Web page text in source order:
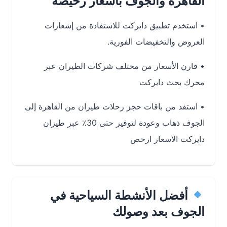
• استخدم تطبيق دايركت للاستفادة من إشعارات
العروض والتخفيضات الفورية.
• قارن الأسعار من مختلف شركات الطيران عبر
محرك بحث دايركت
• استفد من باقاتحجز رحلات طيران من القاهرة إلى
الجوف
ذهاب وعودة لتوفير حتى 30٪ عبر طيران
دايركت الاسعار ارخص
أفضل الأنشطة السياحية في
الجوف بعد وصولك